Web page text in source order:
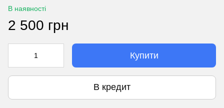
В наявності
2 500 грн
Купити
В кредит